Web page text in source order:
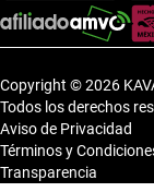
Copyright © 2026
Todos los derechos
Aviso de Privacidad
Términos y
Transparencia